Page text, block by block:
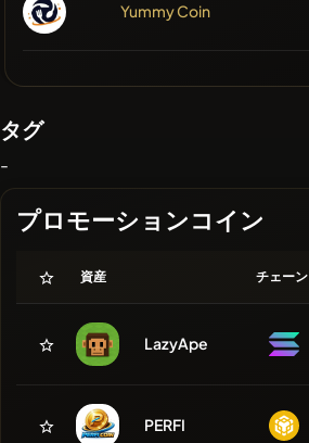
Yummy Coin
タグ
-
プロモーションコイン
資産 チェーン
LazyApe
PERFI